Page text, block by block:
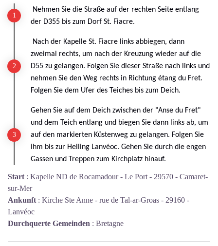
Nehmen Sie die Straße auf der rechten Seite entlang
der D355 bis zum Dorf St. Fiacre.
Nach der Kapelle St. Fiacre links abbiegen, dann
zweimal rechts, um nach der Kreuzung wieder auf die
D55 zu gelangen. Folgen Sie dieser Straße nach links und
nehmen Sie den Weg rechts in Richtung étang du Fret.
Folgen Sie dem Ufer des Teiches bis zum Deich.
Gehen Sie auf dem Deich zwischen der "Anse du Fret"
und dem Teich entlang und biegen Sie dann links ab, um
auf den markierten Küstenweg zu gelangen. Folgen Sie
ihm bis zur Helling Lanvéoc. Gehen Sie durch die engen
Gassen und Treppen zum Kirchplatz hinauf.
Start : Kapelle ND de Rocamadour - Le Port - 29570 - Camaret-
sur-Mer
Ankunft : Kirche Ste Anne - rue de Tal-ar-Groas - 29160 -
Lanvéoc
Durchquerte Gemeinden : Bretagne